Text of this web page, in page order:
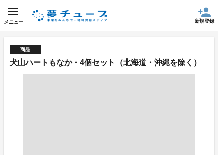
メニュー 新規登録
商品
犬山ハートもなか・4個セット（北海道・沖縄を除く）